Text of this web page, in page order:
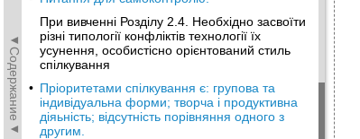
◄Содержание◄
При вивченні Розділу 2.4. Необхідно засвоїти
різні типології конфліктів технології їх
усунення, особистісно орієнтований стиль
спілкування
• Пріоритетами спілкування є: групова та
індивідуальна форми; творча і продуктивна
діяьність; відсутність порівняння одного з
другим.